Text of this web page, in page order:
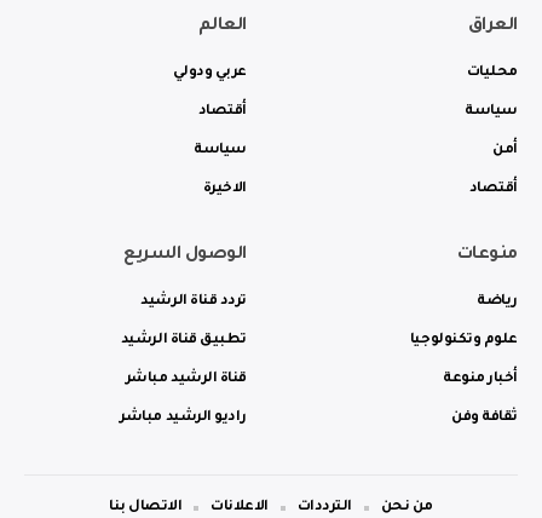
العراق
محليات
سياسة
أمن
أقتصاد
العالم
عربي ودولي
أقتصاد
سياسة
الاخيرة
منوعات
رياضة
علوم وتكنولوجيا
أخبار منوعة
ثقافة وفن
الوصول السريع
تردد قناة الرشيد
تطبيق قناة الرشيد
قناة الرشيد مباشر
راديو الرشيد مباشر
من نحن الترددات الاعلانات الاتصال بنا